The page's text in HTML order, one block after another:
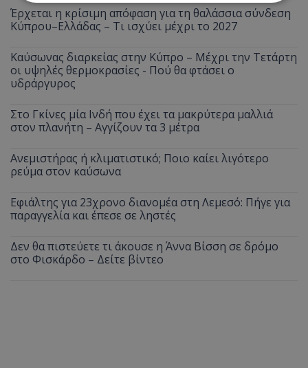
Έρχεται η κρίσιμη απόφαση για τη θαλάσσια σύνδεση
Κύπρου–Ελλάδας – Τι ισχύει μέχρι το 2027
Καύσωνας διαρκείας στην Κύπρο – Μέχρι την Τετάρτη
οι υψηλές θερμοκρασίες - Πού θα φτάσει ο
υδράργυρος
Στο Γκίνες μία Ινδή που έχει τα μακρύτερα μαλλιά
στον πλανήτη – Αγγίζουν τα 3 μέτρα
Ανεμιστήρας ή κλιματιστικό; Ποιο καίει λιγότερο
ρεύμα στον καύσωνα
Εφιάλτης για 23χρονο διανομέα στη Λεμεσό: Πήγε για
παραγγελία και έπεσε σε ληστές
Δεν θα πιστεύετε τι άκουσε η Άννα Βίσση σε δρόμο
στο Φισκάρδο – Δείτε βίντεο
Απολύτως απαραίτητα
Απόδοσης
Στόχευσης
Λειτουργικότητας
Μη ταξινομημένα
σύνδεση χρήστη και τη διαχείριση λογαριασμού.
Ο ιστότοπος δεν μπορεί να χρησιμοποιηθεί σωστά
Ονοματεπώνυμο
Προμηθευτής/Πεδίο